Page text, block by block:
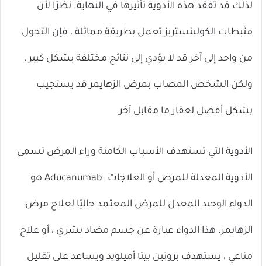
لذلك قد تفقد هذه الأدوية تأثيرها في النهاية. نظرًا لأن
مثبطات الكولينستريز تعمل بطريقة مماثلة ، فإن التحول
من واحد إلى آخر قد لا يؤدي إلى نتائج مختلفة بشكل كبير ،
ولكن الشخص المصاب بمرض الزهايمر قد يستجيب
بشكل أفضل لعقار ما مقابل آخر.
الأدوية التي تستهدف الأسباب الكامنة وراء المرض تسمى
الأدوية المعدلة للمرض أو العلاجات. Aducanumab هو
الدواء الوحيد المعدل للمرض المعتمد حاليًا لعلاج مرض
الزهايمر. هذا الدواء عبارة عن جسم مضاد بشري ، أو علاج
مناعي ، يستهدف بروتين بيتا أميلويد ويساعد على تقليل